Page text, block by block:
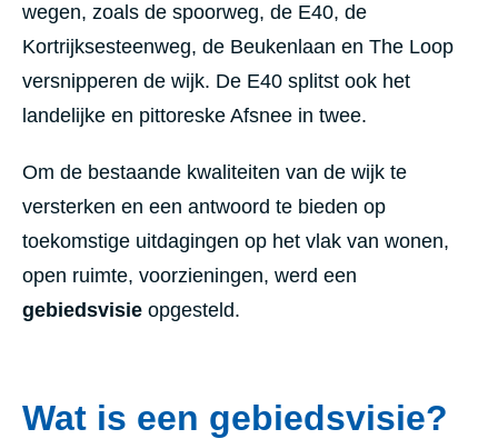
wegen, zoals de spoorweg, de E40, de
Kortrijksesteenweg, de Beukenlaan en The Loop
versnipperen de wijk. De E40 splitst ook het
landelijke en pittoreske Afsnee in twee.
Om de bestaande kwaliteiten van de wijk te
versterken en een antwoord te bieden op
toekomstige uitdagingen op het vlak van wonen,
open ruimte, voorzieningen, werd een
gebiedsvisie opgesteld.
Wat is een gebiedsvisie?